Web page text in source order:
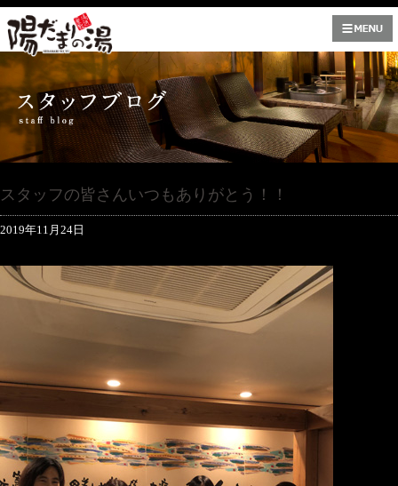
スタッフの皆さんいつもありがとう！！
2019年11月24日